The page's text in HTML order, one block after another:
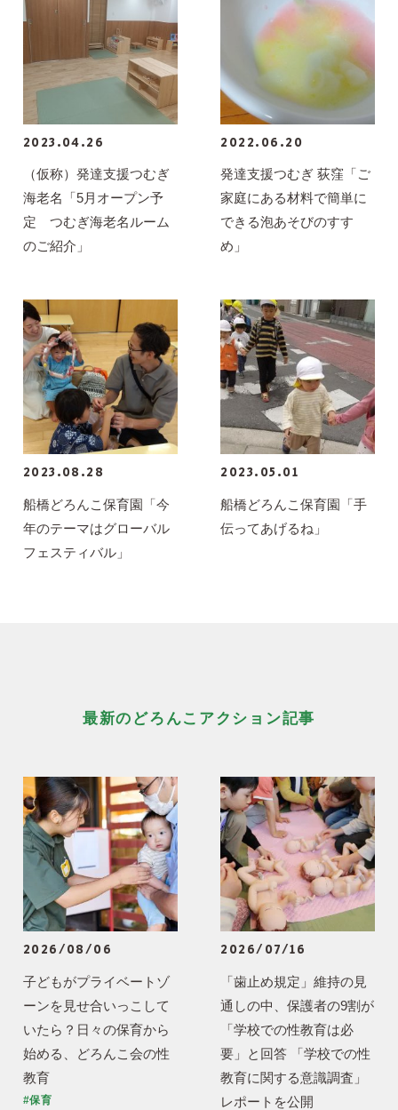
2023.04.26
（仮称）発達支援つむぎ
海老名「5月オープン予
定 つむぎ海老名ルーム
のご紹介」
2022.06.20
発達支援つむぎ 荻窪「ご
家庭にある材料で簡単に
できる泡あそびのすす
め」
2023.08.28
船橋どろんこ保育園「今
年のテーマはグローバル
フェスティバル」
2023.05.01
船橋どろんこ保育園「手
伝ってあげるね」
最新のどろんこアクション記事
2026/08/06
子どもがプライベートゾ
ーンを見せ合いっこして
いたら？日々の保育から
始める、どろんこ会の性
教育
#保育
2026/07/16
「歯止め規定」維持の見
通しの中、保護者の9割が
「学校での性教育は必
要」と回答 「学校での性
教育に関する意識調査」
レポートを公開